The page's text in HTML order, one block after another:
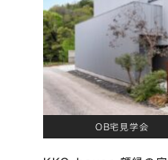
OB宅見学会